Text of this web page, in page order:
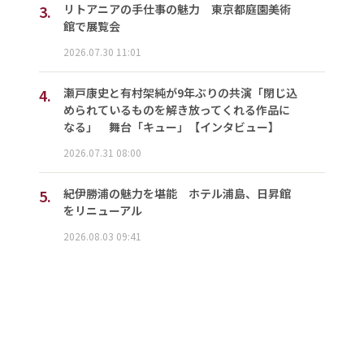
3.
リトアニアの手仕事の魅力 東京都庭園美術
館で展覧会
2026.07.30 11:01
4.
瀬戸康史と有村架純が9年ぶりの共演「閉じ込
められているものを解き放ってくれる作品に
なる」 舞台「キュー」【インタビュー】
2026.07.31 08:00
5.
紀伊勝浦の魅力を堪能 ホテル浦島、日昇館
をリニューアル
2026.08.03 09:41